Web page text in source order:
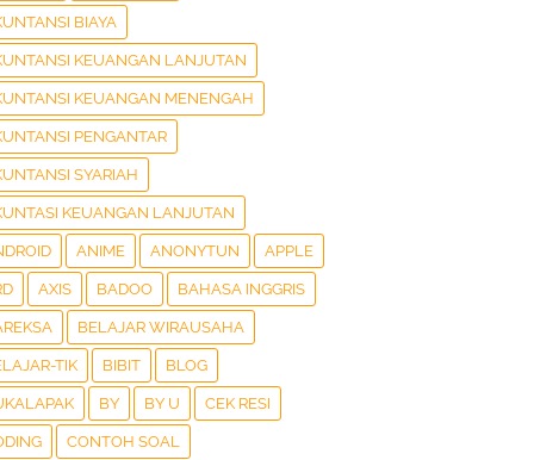
BIAYA
KEUANGAN LANJUTAN
KEUANGAN MENENGAH
PENGANTAR
SYARIAH
KEUANGAN LANJUTAN
ANIME ANONYTUN APPLE
AXIS BADOO BAHASA INGGRIS
BELAJAR WIRAUSAHA
TIK BIBIT BLOG
BY BY U CEK RESI
CONTOH SOAL